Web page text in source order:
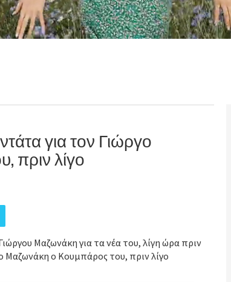
για τον Γιώργο
πριν λίγο
Μαζωνάκη για τα νέα του, λίγη ώρα πριν
Μαζωνάκη ο Κουμπάρος του, πριν λίγο